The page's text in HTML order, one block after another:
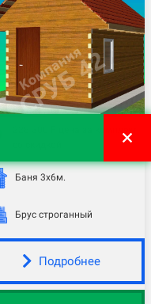
Баня 3х6м.
Брус строганный
Подробнее